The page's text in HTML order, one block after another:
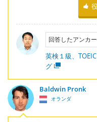
回答したアンカ
英検１級、
グ
Baldwin Pronk
オランダ